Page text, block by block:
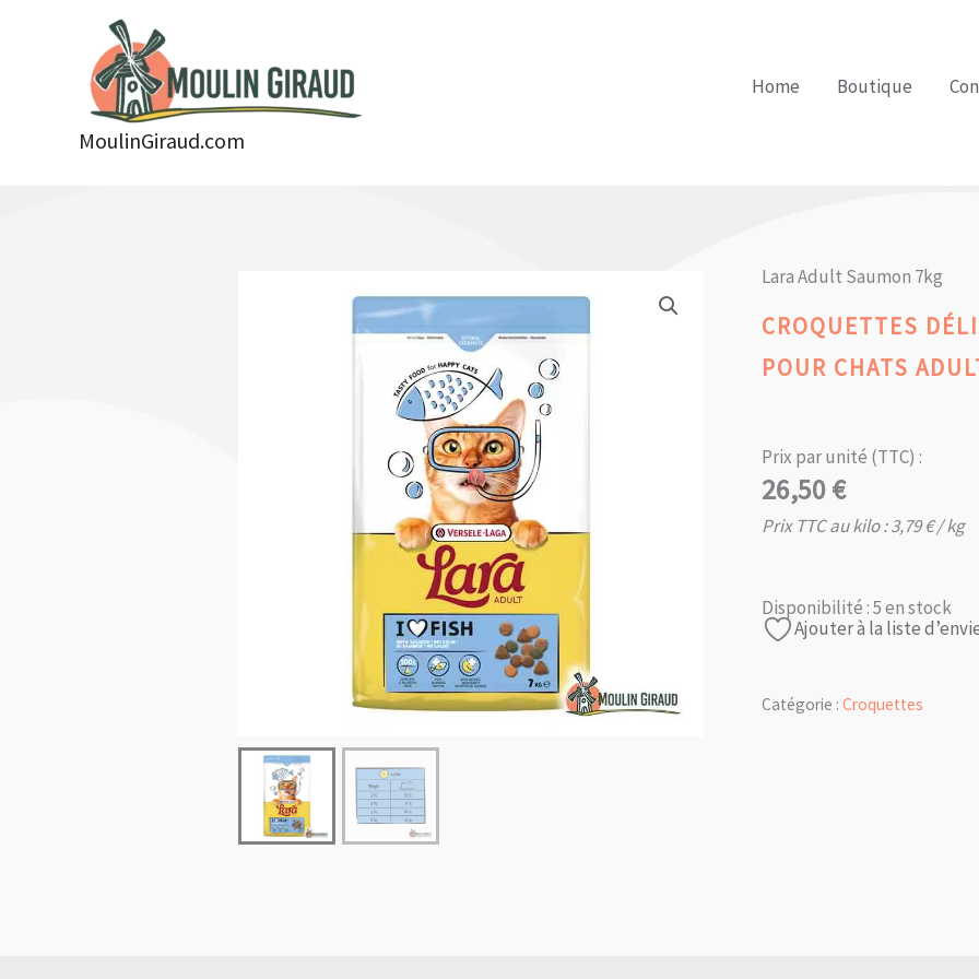
MoulinGiraud.com
Home Boutique
Lara Adult Saumon 7kg
CROQUETTES
POUR CHATS
Prix par unité (TTC) :
26,50€
Prix TTC au kilo :3,79€/ kg
Disponibilité :5 en stock
Ajouter à la liste
Catégorie :Croquettes